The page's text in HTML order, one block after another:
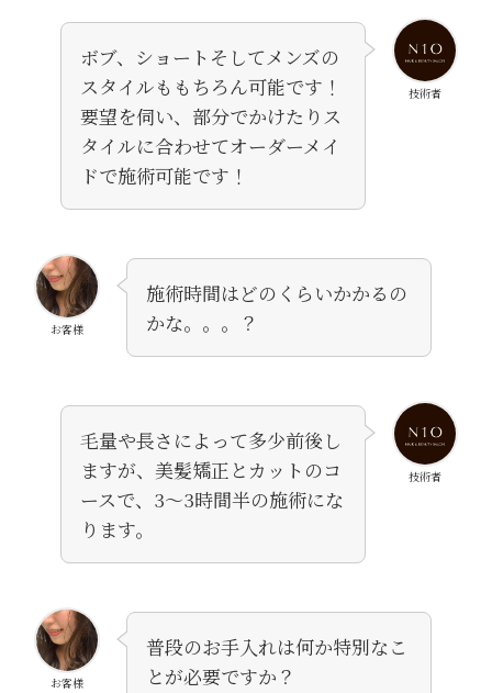
技術者
ボブ、ショートそしてメンズの
スタイルももちろん可能です！
要望を伺い、部分でかけたりス
タイルに合わせてオーダーメイ
ドで施術可能です！
お客様
施術時間はどのくらいかかるの
かな。。。？
技術者
毛量や長さによって多少前後し
ますが、美髪矯正とカットのコ
ースで、3〜3時間半の施術にな
ります。
お客様
普段のお手入れは何か特別なこ
とが必要ですか？